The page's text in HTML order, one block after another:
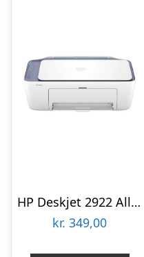
HP Deskjet 2922 All-in-One – Print scan copy | Color inkjet | USB 2.0 | WiâFi(n) Multifunktion – Farve – Blæk
kr. 349,00